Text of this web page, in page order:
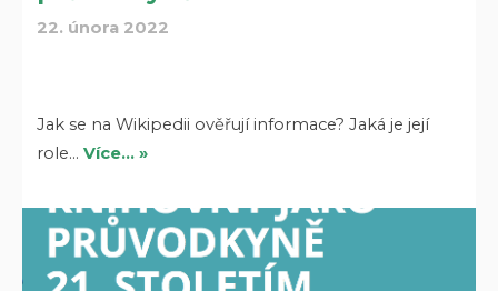
22. února 2022
Jak se na Wikipedii ověřují informace? Jaká je její
role…Více… »